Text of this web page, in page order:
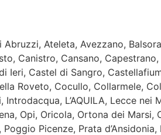
Ateleta, Avezzano,
Canistro, Cansano,
Ieri, Castel di Sangro,
Roveto, Cocullo, Collarmele,
L’AQUILA, Lecce nei
Opi, Oricola, Ortona dei
Picenze, Prata